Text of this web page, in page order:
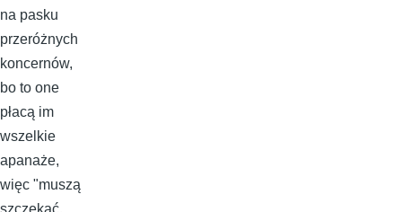
na pasku
przeróżnych
koncernów,
bo to one
płacą im
wszelkie
apanaże,
więc "muszą